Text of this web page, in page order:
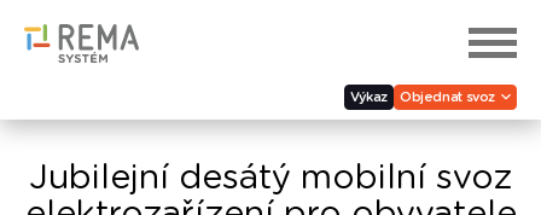
Výkaz Objednat svoz
Jubilejní desátý mobilní svoz